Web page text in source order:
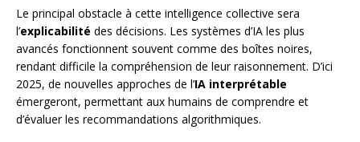
Le principal obstacle à cette intelligence collective sera
l’explicabilité des décisions. Les systèmes d’IA les plus
avancés fonctionnent souvent comme des boîtes noires,
rendant difficile la compréhension de leur raisonnement. D’ici
2025, de nouvelles approches de l’IA interprétable
émergeront, permettant aux humains de comprendre et
d’évaluer les recommandations algorithmiques.